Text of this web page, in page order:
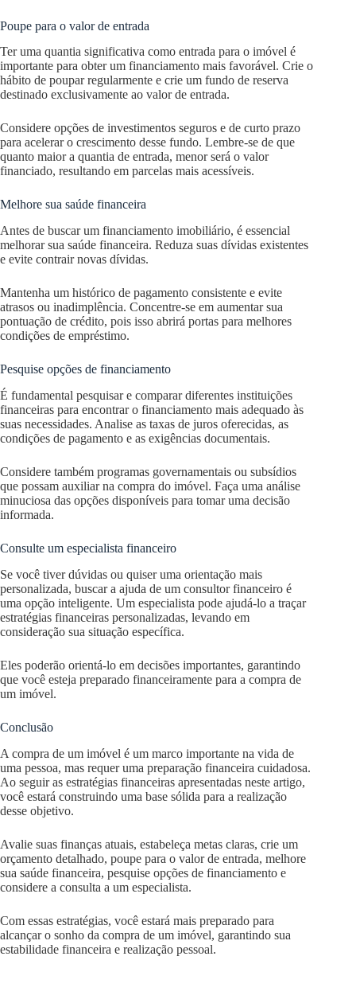
Poupe para o valor de entrada
Ter uma quantia significativa como entrada para o imóvel é
importante para obter um financiamento mais favorável. Crie o
hábito de poupar regularmente e crie um fundo de reserva
destinado exclusivamente ao valor de entrada.
Considere opções de investimentos seguros e de curto prazo
para acelerar o crescimento desse fundo. Lembre-se de que
quanto maior a quantia de entrada, menor será o valor
financiado, resultando em parcelas mais acessíveis.
Melhore sua saúde financeira
Antes de buscar um financiamento imobiliário, é essencial
melhorar sua saúde financeira. Reduza suas dívidas existentes
e evite contrair novas dívidas.
Mantenha um histórico de pagamento consistente e evite
atrasos ou inadimplência. Concentre-se em aumentar sua
pontuação de crédito, pois isso abrirá portas para melhores
condições de empréstimo.
Pesquise opções de financiamento
É fundamental pesquisar e comparar diferentes instituições
financeiras para encontrar o financiamento mais adequado às
suas necessidades. Analise as taxas de juros oferecidas, as
condições de pagamento e as exigências documentais.
Considere também programas governamentais ou subsídios
que possam auxiliar na compra do imóvel. Faça uma análise
minuciosa das opções disponíveis para tomar uma decisão
informada.
Consulte um especialista financeiro
Se você tiver dúvidas ou quiser uma orientação mais
personalizada, buscar a ajuda de um consultor financeiro é
uma opção inteligente. Um especialista pode ajudá-lo a traçar
estratégias financeiras personalizadas, levando em
consideração sua situação específica.
Eles poderão orientá-lo em decisões importantes, garantindo
que você esteja preparado financeiramente para a compra de
um imóvel.
Conclusão
A compra de um imóvel é um marco importante na vida de
uma pessoa, mas requer uma preparação financeira cuidadosa.
Ao seguir as estratégias financeiras apresentadas neste artigo,
você estará construindo uma base sólida para a realização
desse objetivo.
Avalie suas finanças atuais, estabeleça metas claras, crie um
orçamento detalhado, poupe para o valor de entrada, melhore
sua saúde financeira, pesquise opções de financiamento e
considere a consulta a um especialista.
Com essas estratégias, você estará mais preparado para
alcançar o sonho da compra de um imóvel, garantindo sua
estabilidade financeira e realização pessoal.